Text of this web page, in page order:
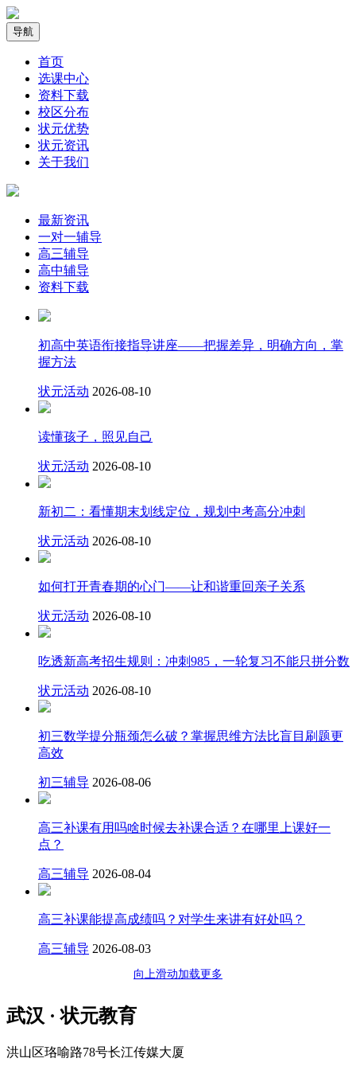
导航
首页
选课中心
资料下载
校区分布
状元优势
状元资讯
关于我们
最新资讯
一对一辅导
高三辅导
高中辅导
资料下载
初高中英语衔接指导讲座——把握差异，明确方向，掌
握方法
状元活动 2026-08-10
读懂孩子，照见自己
状元活动 2026-08-10
新初二：看懂期末划线定位，规划中考高分冲刺
状元活动 2026-08-10
如何打开青春期的心门——让和谐重回亲子关系
状元活动 2026-08-10
吃透新高考招生规则：冲刺985，一轮复习不能只拼分数
状元活动 2026-08-10
​初三数学提分瓶颈怎么破？掌握思维方法比盲目刷题更
高效
初三辅导 2026-08-06
高三补课有用吗啥时候去补课合适？在哪里上课好一
点？
高三辅导 2026-08-04
高三补课能提高成绩吗？对学生来讲有好处吗？
高三辅导 2026-08-03
向上滑动加载更多
武汉 · 状元教育
洪山区珞喻路78号长江传媒大厦